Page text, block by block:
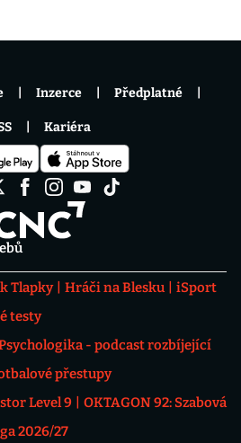
Tlapky Hráči na Blesku
iSport
testy
- podcast rozbíjející
přestupy
Level 9
OKTAGON 92: Szabová
2026/27
Inzerce Předplatné
Kariéra